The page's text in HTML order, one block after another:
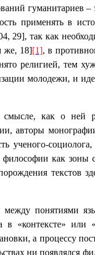
гуманитариев
применять в
29], так как
же, 18][1], в
религией, тем
молодежи, и
как о ней
авторы
ученого-
как зоны
текстов
понятиями
«контексте»
а процессу
ни появлялся